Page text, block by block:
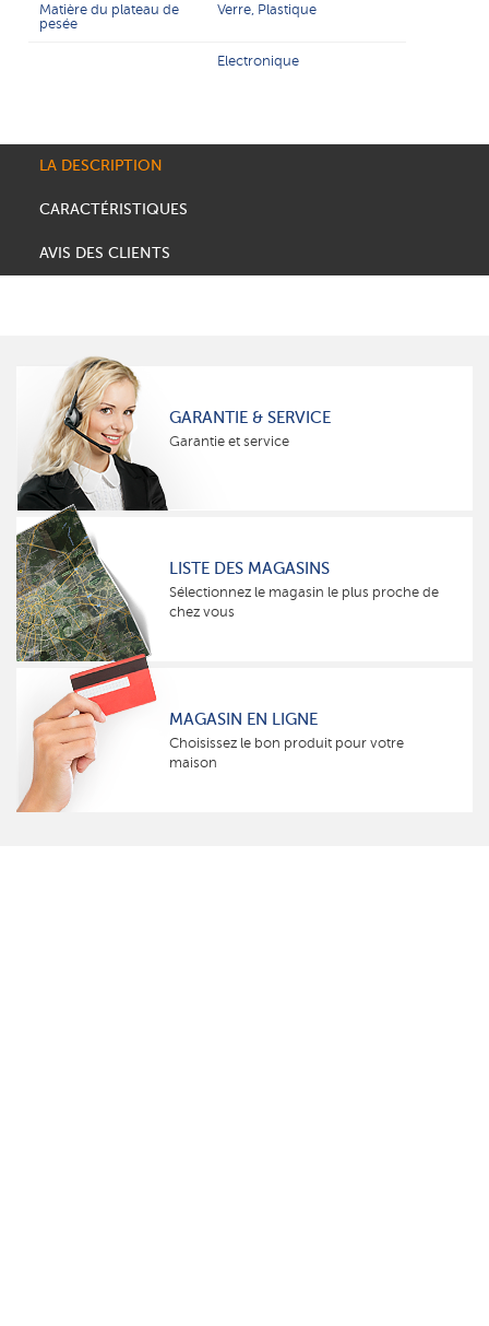
Matière du plateau de
pesée
Verre, Plastique
Electronique
LA DESCRIPTION
CARACTÉRISTIQUES
AVIS DES CLIENTS
GARANTIE & SERVICE
Garantie et service
LISTE DES MAGASINS
Sélectionnez le magasin le plus proche de
chez vous
MAGASIN EN LIGNE
Choisissez le bon produit pour votre
maison